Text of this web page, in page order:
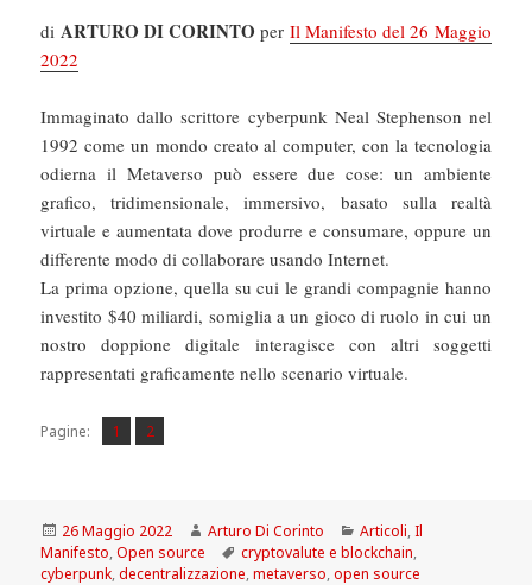
di ARTURO DI CORINTO per Il Manifesto del 26 Maggio
2022
Immaginato dallo scrittore cyberpunk Neal Stephenson nel
1992 come un mondo creato al computer, con la tecnologia
odierna il Metaverso può essere due cose: un ambiente
grafico, tridimensionale, immersivo, basato sulla realtà
virtuale e aumentata dove produrre e consumare, oppure un
differente modo di collaborare usando Internet.
La prima opzione, quella su cui le grandi compagnie hanno
investito $40 miliardi, somiglia a un gioco di ruolo in cui un
nostro doppione digitale interagisce con altri soggetti
rappresentati graficamente nello scenario virtuale.
Pagine: Pagina
1 ,
Pagina
2
Scritto
il
26 Maggio 2022 Autore
Arturo Di Corinto Categorie
Articoli,Il
Manifesto,Open source Tag
cryptovalute e blockchain,
cyberpunk,decentralizzazione,metaverso,open source